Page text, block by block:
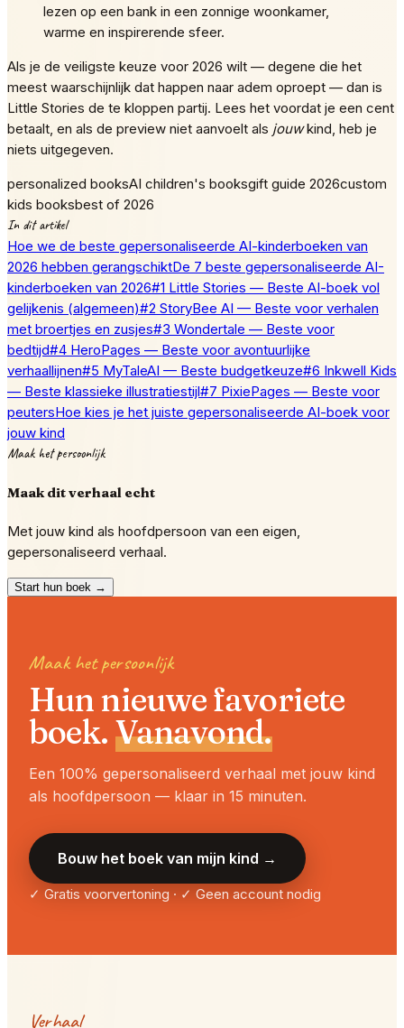
lezen op een bank in een zonnige woonkamer,
warme en inspirerende sfeer.
Als je de veiligste keuze voor 2026 wilt — degene die het
meest waarschijnlijk dat happen naar adem oproept — dan is
Little Stories de te kloppen partij. Lees het voordat je een cent
betaalt, en als de preview niet aanvoelt als jouwkind, heb je
niets uitgegeven.
personalized booksAI children's booksgift guide 2026custom
kids booksbest of 2026
In dit artikel
Hoe we de beste gepersonaliseerde AI-kinderboeken van
2026 hebben gerangschiktDe 7 beste gepersonaliseerde AI-
kinderboeken van 2026#1 Little Stories — Beste AI-boek vol
gelijkenis (algemeen)#2 StoryBee AI — Beste voor verhalen
met broertjes en zusjes#3 Wondertale — Beste voor
bedtijd#4 HeroPages — Beste voor avontuurlijke
verhaallijnen#5 MyTaleAI — Beste budgetkeuze#6 Inkwell Kids
— Beste klassieke illustratiestijl#7 PixiePages — Beste voor
peutersHoe kies je het juiste gepersonaliseerde AI-boek voor
jouw kind
Maak het persoonlijk
Maak dit verhaal echt
Met jouw kind als hoofdpersoon van een eigen,
gepersonaliseerd verhaal.
Start hun boek →
Maak het persoonlijk
Hun nieuwe favoriete
boek. Vanavond.
Een 100% gepersonaliseerd verhaal met jouw kind
als hoofdpersoon — klaar in 15 minuten.
Bouw het boek van mijn kind →
✓ Gratis voorvertoning · ✓ Geen account nodig
Verhaal